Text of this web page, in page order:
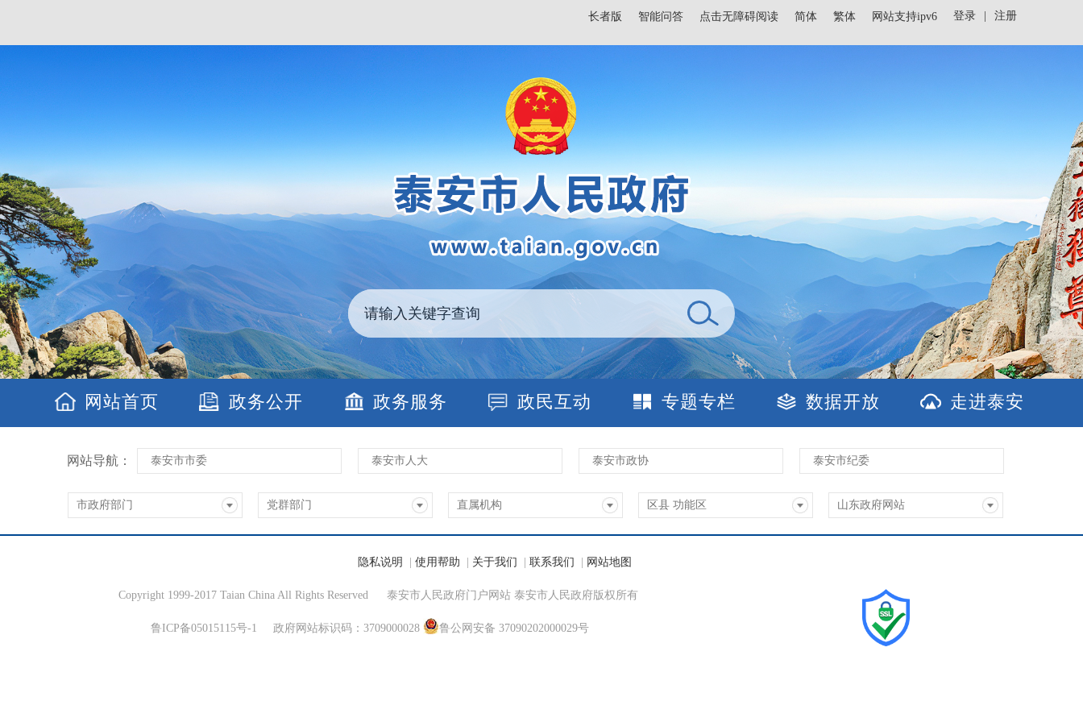
登录 注册
长者版 智能问答 点击无障碍阅读 简体 繁体 网站支持ipv6
网站首页 政务公开 政务服务 政民互动 专题专栏 数据开放 走进泰安
网站导航： 泰安市市委 泰安市人大 泰安市政协 泰安市纪委
市政府部门 党群部门 直属机构 区县 功能区 山东政府网站
隐私说明 使用帮助 关于我们 联系我们 网站地图
Copyright 1999-2017 Taian China All Rights Reserved 泰安市人民政府门户网站 泰安市人民政府版权所有
鲁ICP备05015115号-1 政府网站标识码：3709000028 鲁公网安备 37090202000029号